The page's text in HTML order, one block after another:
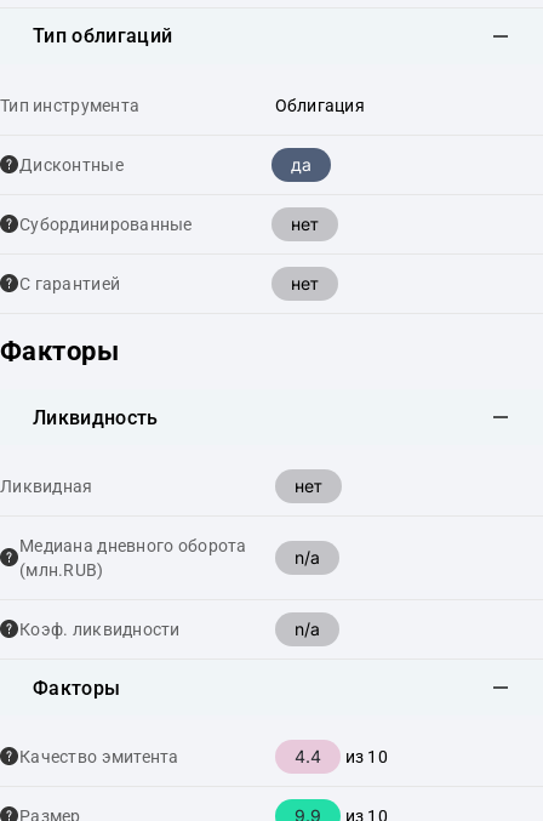
Тип облигаций
Тип инструмента Облигация
Дисконтные да
Cубординированные нет
С гарантией нет
Факторы
Ликвидность
Ликвидная нет
Медиана дневного оборота
(млн.RUB)
n/a
Коэф. ликвидности n/a
Факторы
Качество эмитента 4.4 из 10
Размер 9.9 из 10